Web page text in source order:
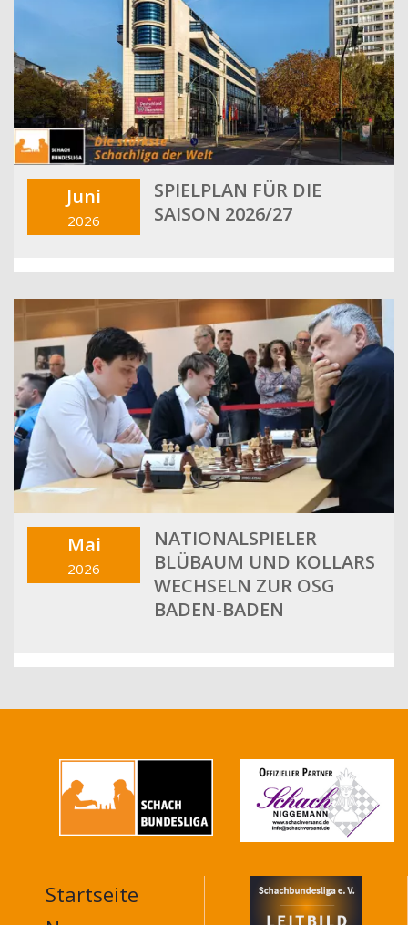
Juni
2026
SPIELPLAN FÜR DIE
SAISON 2026/27
Mai
2026
NATIONALSPIELER
BLÜBAUM UND KOLLARS
WECHSELN ZUR OSG
BADEN-BADEN
MAIN
Startseite